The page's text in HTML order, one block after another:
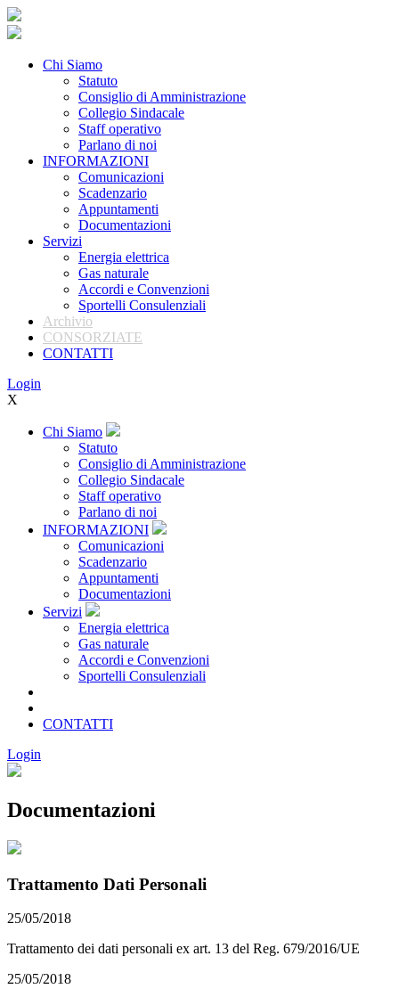
Chi Siamo
Statuto
Consiglio di Amministrazione
Collegio Sindacale
Staff operativo
Parlano di noi
INFORMAZIONI
Comunicazioni
Scadenzario
Appuntamenti
Documentazioni
Servizi
Energia elettrica
Gas naturale
Accordi e Convenzioni
Sportelli Consulenziali
Archivio
CONSORZIATE
CONTATTI
Login
X
Chi Siamo
Statuto
Consiglio di Amministrazione
Collegio Sindacale
Staff operativo
Parlano di noi
INFORMAZIONI
Comunicazioni
Scadenzario
Appuntamenti
Documentazioni
Servizi
Energia elettrica
Gas naturale
Accordi e Convenzioni
Sportelli Consulenziali
CONTATTI
Login
Documentazioni
Trattamento Dati Personali
25/05/2018
Trattamento dei dati personali ex art. 13 del Reg. 679/2016/UE
25/05/2018